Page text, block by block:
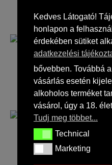
Kedves Látogató!
honlapon a
érdekében sütiket
adatkezelési
bővebben. Továbbá
vásárlás esetén
alkoholos terméket
vásárol, úgy a 18.
Tudj meg többet...
TechnicalTechnical
MarketingMarketing
Fekete ajándékdoboz,
5 000Ft (3
Fehér ajándékdoboz,
5 000